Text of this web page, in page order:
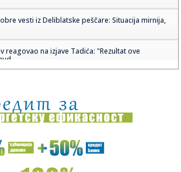
vesti iz Deliblatske peščare: Situacija mirnija,
reagovao na izjave Tadića: "Rezultat ove
u Evroligi? Kontroverzni vlasnik ga baš želi -
KLUB: Majk Tobi na novoj destinaciji!